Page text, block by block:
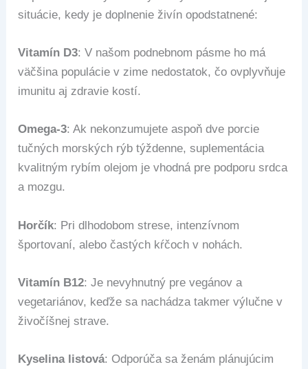
situácie, kedy je doplnenie živín opodstatnené:
Vitamín D3: V našom podnebnom pásme ho má
väčšina populácie v zime nedostatok, čo ovplyvňuje
imunitu aj zdravie kostí.
Omega-3: Ak nekonzumujete aspoň dve porcie
tučných morských rýb týždenne, suplementácia
kvalitným rybím olejom je vhodná pre podporu srdca
a mozgu.
Horčík: Pri dlhodobom strese, intenzívnom
športovaní, alebo častých kŕčoch v nohách.
Vitamín B12: Je nevyhnutný pre vegánov a
vegetariánov, keďže sa nachádza takmer výlučne v
živočíšnej strave.
Kyselina listová: Odporúča sa ženám plánujúcim